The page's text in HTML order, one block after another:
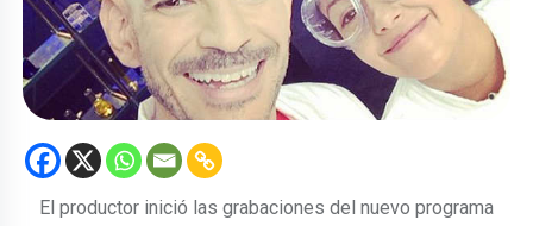
El productor inició las grabaciones del nuevo programa